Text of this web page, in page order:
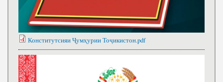
Конститутсияи Ҷумҳурии Тоҷикистон.pdf